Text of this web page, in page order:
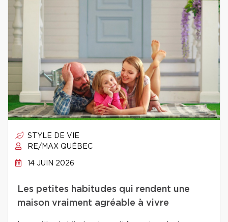
STYLE DE VIE
RE/MAX QUÉBEC
14 JUIN 2026
Les petites habitudes qui rendent une
maison vraiment agréable à vivre